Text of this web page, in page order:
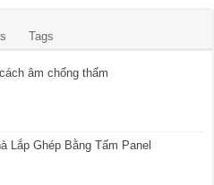
Tags
âm chống thấm
Lắp Ghép Bằng Tấm Panel